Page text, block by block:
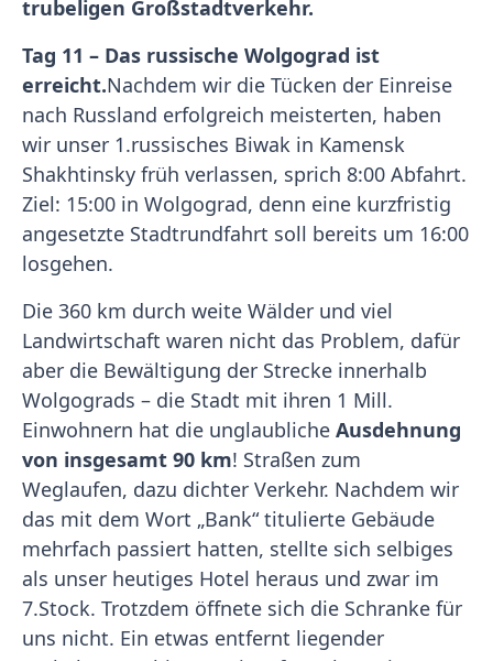
trubeligen Großstadtverkehr.
Tag 11 – Das russische Wolgograd ist
erreicht.Nachdem wir die Tücken der Einreise
nach Russland erfolgreich meisterten, haben
wir unser 1.russisches Biwak in Kamensk
Shakhtinsky früh verlassen, sprich 8:00 Abfahrt.
Ziel: 15:00 in Wolgograd, denn eine kurzfristig
angesetzte Stadtrundfahrt soll bereits um 16:00
losgehen.
Die 360 km durch weite Wälder und viel
Landwirtschaft waren nicht das Problem, dafür
aber die Bewältigung der Strecke innerhalb
Wolgograds – die Stadt mit ihren 1 Mill.
Einwohnern hat die unglaubliche Ausdehnung
von insgesamt 90 km! Straßen zum
Weglaufen, dazu dichter Verkehr. Nachdem wir
das mit dem Wort „Bank“ titulierte Gebäude
mehrfach passiert hatten, stellte sich selbiges
als unser heutiges Hotel heraus und zwar im
7.Stock. Trotzdem öffnete sich die Schranke für
uns nicht. Ein etwas entfernt liegender